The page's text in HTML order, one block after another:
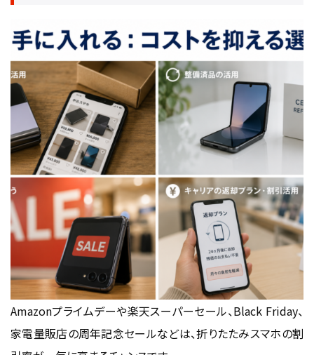
Amazonプライムデーや楽天スーパーセール、Black Friday、
家電量販店の周年記念セールなどは、折りたたみスマホの割